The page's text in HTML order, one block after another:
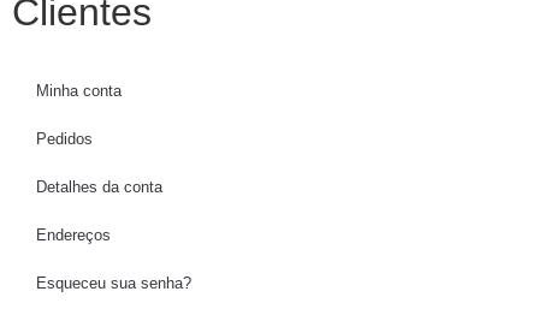
Clientes
Minha conta
Pedidos
Detalhes da conta
Endereços
Esqueceu sua senha?